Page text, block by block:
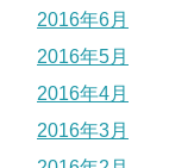
2016年6月
2016年5月
2016年4月
2016年3月